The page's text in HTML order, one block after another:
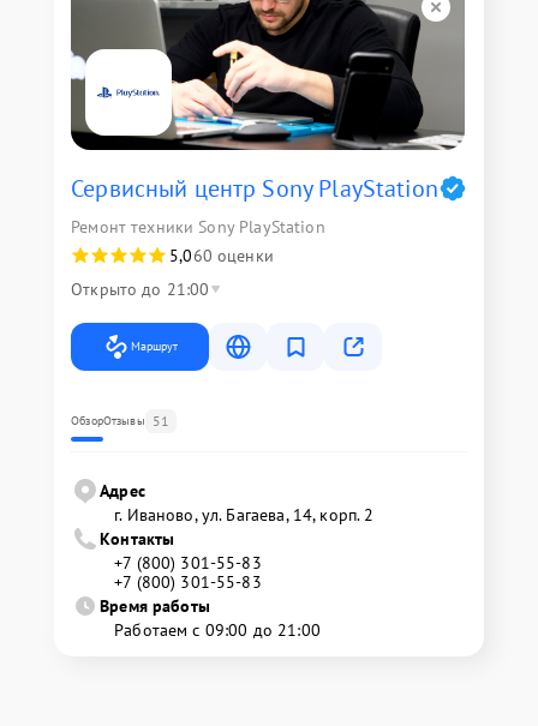
Сервисный центр Sony PlayStation
Ремонт техники Sony PlayStation
5,060 оценки
Открыто до 21:00
Маршрут
ОбзорОтзывы 51
Адрес
г. Иваново, ул. Багаева, 14, корп. 2
Контакты
+7 (800) 301-55-83
+7 (800) 301-55-83
Время работы
Работаем с 09:00 до 21:00